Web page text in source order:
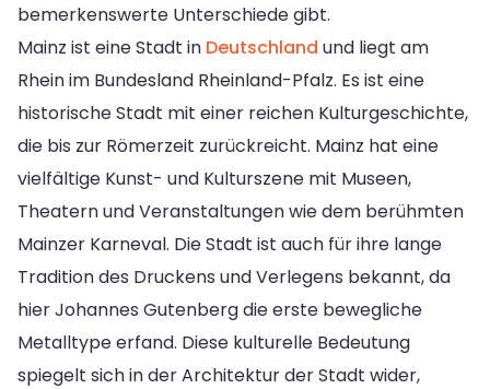
bemerkenswerte Unterschiede gibt.
Mainz ist eine Stadt in Deutschland und liegt am
Rhein im Bundesland Rheinland-Pfalz. Es ist eine
historische Stadt mit einer reichen Kulturgeschichte,
die bis zur Römerzeit zurückreicht. Mainz hat eine
vielfältige Kunst- und Kulturszene mit Museen,
Theatern und Veranstaltungen wie dem berühmten
Mainzer Karneval. Die Stadt ist auch für ihre lange
Tradition des Druckens und Verlegens bekannt, da
hier Johannes Gutenberg die erste bewegliche
Metalltype erfand. Diese kulturelle Bedeutung
spiegelt sich in der Architektur der Stadt wider,